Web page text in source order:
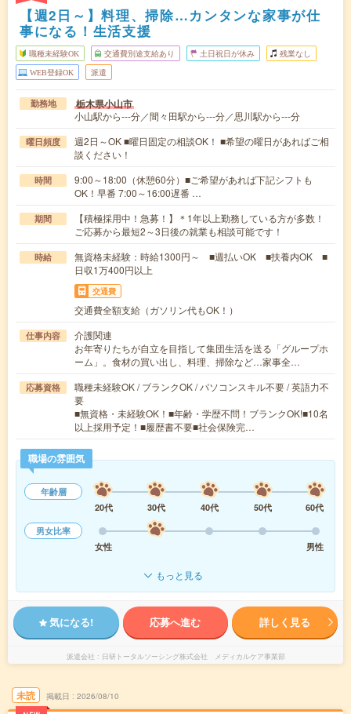
【週2日～】料理、掃除…カンタンな家事が仕
事になる！生活支援
職種未経験OK 交通費別途支給あり 土日祝日が休み 残業なし
WEB登録OK 派遣
勤務地 栃木県小山市
小山駅から---分／間々田駅から---分／思川駅から---分
曜日頻度
週2日～OK ■曜日固定の相談OK！ ■希望の曜日があればご相
談ください！
時間
9:00～18:00（休憩60分）■ご希望があれば下記シフトも
OK！早番 7:00～16:00遅番 …
期間
【積極採用中！急募！】＊1年以上勤務している方が多数！
ご応募から最短2～3日後の就業も相談可能です！
時給
無資格未経験：時給1300円～ ■週払いOK ■扶養内OK ■
日収1万400円以上
交通費
交通費全額支給（ガソリン代もOK！）
仕事内容
介護関連
お年寄りたちが自立を目指して集団生活を送る「グループホ
ーム」。食材の買い出し、料理、掃除など…家事全…
応募資格
職種未経験OK / ブランクOK / パソコンスキル不要 / 英語力不
要
■無資格・未経験OK！■年齢・学歴不問！ブランクOK!■10名
以上採用予定！■履歴書不要■社会保険完…
職場の雰囲気
年齢層
20代
30代 40代 50代
60代
男女比率
女性
男性
もっと見る
気になる! 応募へ進む 詳しく見る
派遣会社 日研トータルソーシング株式会社 メディカルケア事業部
未読 掲載日 2026/08/10